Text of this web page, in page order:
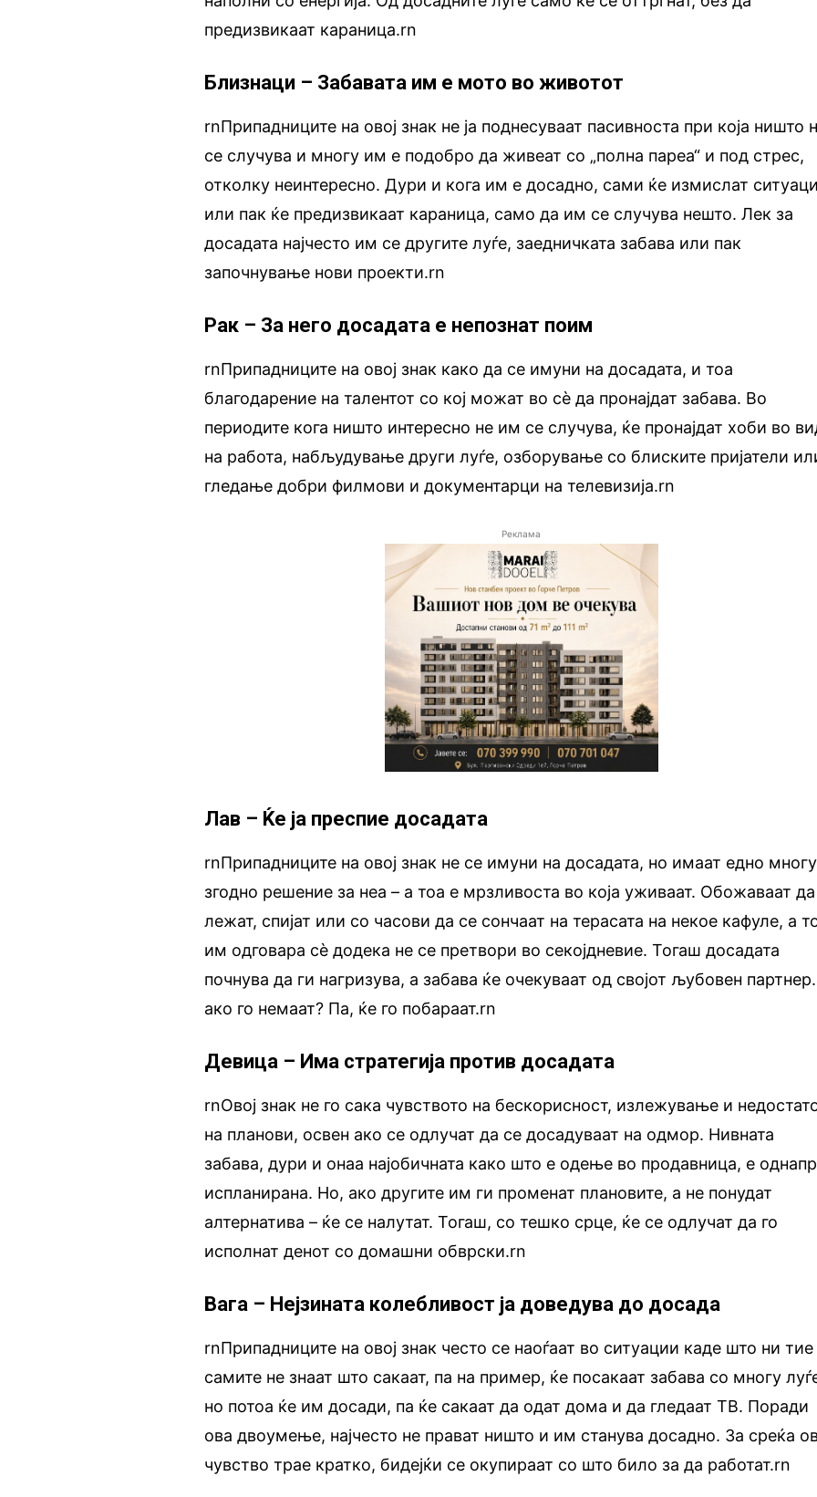
предизвикаат караница.rn
Близнаци – Забавата им е мото во животот
rnПрипадниците на овој знак не ја поднесуваат пасивноста при која ништо
се случува и многу им е подобро да живеат со „полна пареа“ и под стрес,
отколку неинтересно. Дури и кога им е досадно, сами ќе измислат
или пак ќе предизвикаат караница, само да им се случува нешто. Лек за
досадата најчесто им се другите луѓе, заедничката забава или пак
започнување нови проекти.rn
Рак – За него досадата е непознат поим
rnПрипадниците на овој знак како да се имуни на досадата, и тоа
благодарение на талентот со кој можат во сè да пронајдат забава. Во
периодите кога ништо интересно не им се случува, ќе пронајдат хоби во
на работа, набљудување други луѓе, озборување со блиските пријатели
гледање добри филмови и документарци на телевизија.rn
Реклама
Лав – Ќе ја преспие досадата
rnПрипадниците на овој знак не се имуни на досадата, но имаат едно многу
згодно решение за неа – а тоа е мрзливоста во која уживаат. Обожаваат да
лежат, спијат или со часови да се сончаат на терасата на некое кафуле, а
им одговара сè додека не се претвори во секојдневие. Тогаш досадата
почнува да ги нагризува, а забава ќе очекуваат од својот љубовен
ако го немаат? Па, ќе го побараат.rn
Девица – Има стратегија против досадата
rnОвој знак не го сака чувството на бескорисност, излежување и
на планови, освен ако се одлучат да се досадуваат на одмор. Нивната
забава, дури и онаа најобичната како што е одење во продавница, е
испланирана. Но, ако другите им ги променат плановите, а не понудат
алтернатива – ќе се налутат. Тогаш, со тешко срце, ќе се одлучат да го
исполнат денот со домашни обврски.rn
Вага – Нејзината колебливост ја доведува до досада
rnПрипадниците на овој знак често се наоѓаат во ситуации каде што ни тие
самите не знаат што сакаат, па на пример, ќе посакаат забава со многу
но потоа ќе им досади, па ќе сакаат да одат дома и да гледаат ТВ. Поради
ова двоумење, најчесто не прават ништо и им станува досадно. За среќа
чувство трае кратко, бидејќи се окупираат со што било за да работат.rn